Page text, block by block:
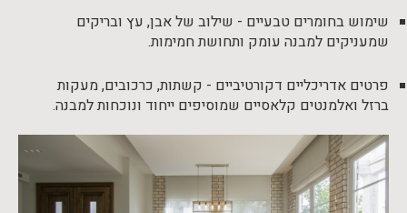
שימוש בחומרים טבעיים - שילוב של אבן, עץ ובריקים
שמעניקים למבנה עומק ותחושת חמימות.
פרטים אדריכליים דקורטיביים - קשתות, כרכובים, מעקות
ברזל ואלמנטים קלאסיים שמוסיפים ייחוד ונוכחות למבנה.